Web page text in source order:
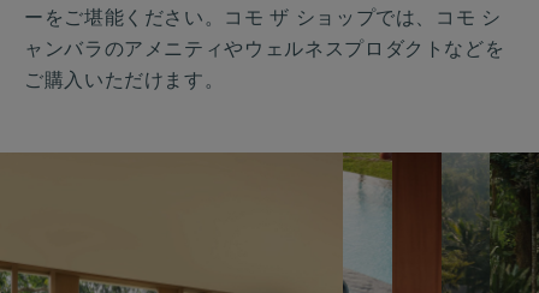
ーをご堪能ください。コモ ザ ショップでは、コモ シ
ャンバラのアメニティやウェルネスプロダクトなどを
ご購入いただけます。